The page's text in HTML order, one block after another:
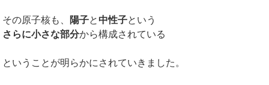
その原子核も、 陽子と 中性子という
さらに小さな部分から構成されている
ということが明らかにされていきました。